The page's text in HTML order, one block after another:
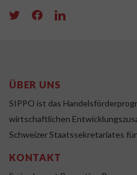
ÜBER UNS
SIPPO ist das
wirtschaftlichen
Schweizer Staatssekretariates
KONTAKT